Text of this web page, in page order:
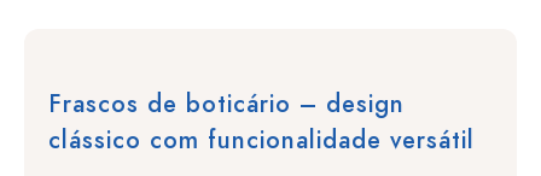
Frascos de boticário – design
clássico com funcionalidade versátil